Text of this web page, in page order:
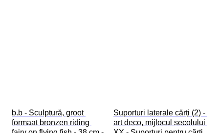
b.b - Sculptură, groot
formaat bronzen riding
Suporturi laterale cărți (2) -
art deco, mijlocul secolului